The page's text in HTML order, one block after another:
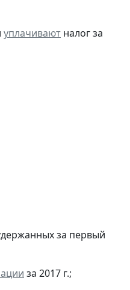
уплачивают налог за
за первый
за 2017 г.;